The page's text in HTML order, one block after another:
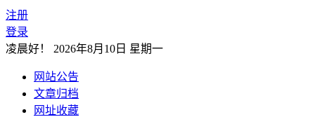
注册
登录
凌晨好！ 2026年8月10日 星期一
网站公告
文章归档
网址收藏